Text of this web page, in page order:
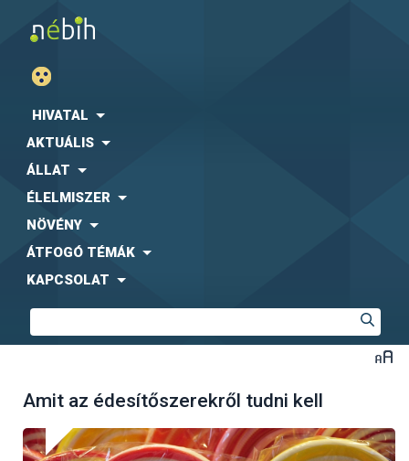
HIVATAL
AKTUÁLIS
ÁLLAT
ÉLELMISZER
NÖVÉNY
ÁTFOGÓ TÉMÁK
KAPCSOLAT
Amit az édesítőszerekről tudni kell